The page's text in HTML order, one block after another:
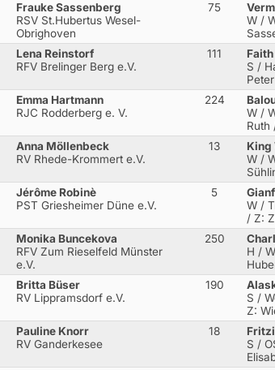
Frauke Sassenberg
RSV St.Hubertus Wesel-
Obrighoven
75
W /
Lena Reinstorf
RFV Brelinger Berg e.V.
111
Faith
S /
Emma Hartmann
RJC Rodderberg e. V.
224
W /
Ruth
Anna Möllenbeck
RV Rhede-Krommert e.V.
13
King
W /
Jérôme Robinè
PST Griesheimer Düne e.V.
5
W /
/ Z:
Monika Buncekova
RFV Zum Rieselfeld Münster
e.V.
250
H /
Britta Büser
RV Lippramsdorf e.V.
190
S /
Z:
Pauline Knorr
RV Ganderkesee
18
S /